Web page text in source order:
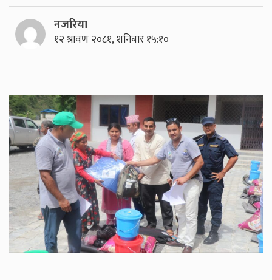
नजरिया
१२ श्रावण २०८१, शनिबार १५:१०